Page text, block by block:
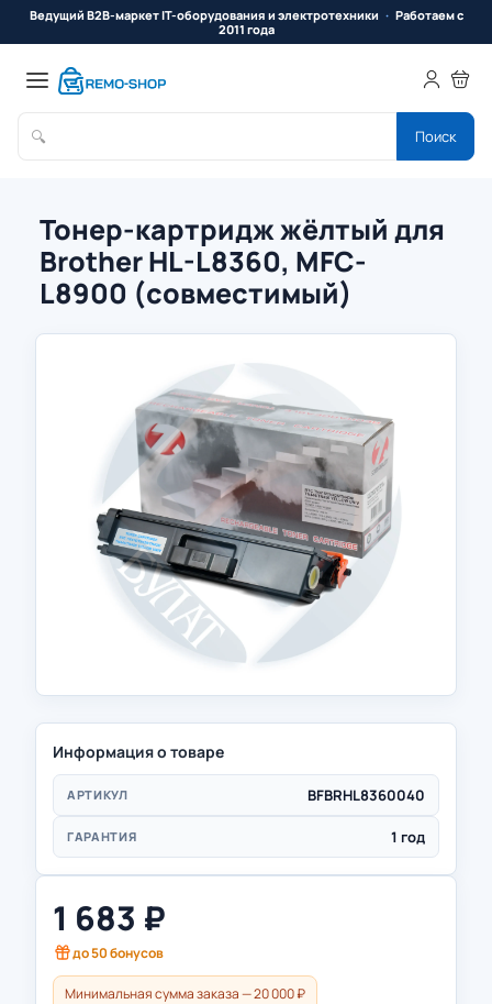
Ведущий B2B-маркет IT-оборудования и электротехники
Работаем с
2011 года
🔍 Поиск
Тонер-картридж жёлтый для
Brother HL-L8360, MFC-
L8900 (совместимый)
Информация о товаре
АРТИКУЛ BFBRHL8360040
ГАРАНТИЯ 1 год
1 683 ₽
до50бонусов
Минимальная сумма заказа — 20 000 ₽